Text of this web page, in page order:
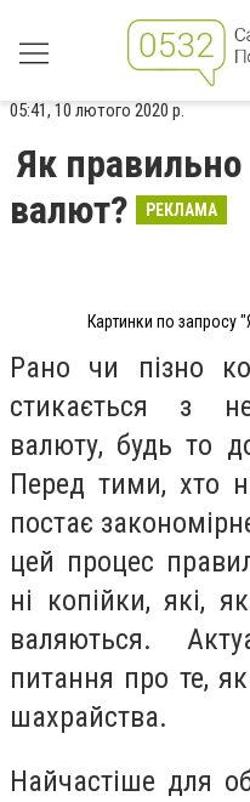
05:41, 10 лютого 2020 р.
Як правильно
валют?
РЕКЛАМА
Картинки по запросу
Рано чи пізно
стикається з
валюту, будь то
Перед тими, хто
постає
цей процес
ні копійки, які,
валяються.
питання про те,
шахрайства.
Найчастіше для